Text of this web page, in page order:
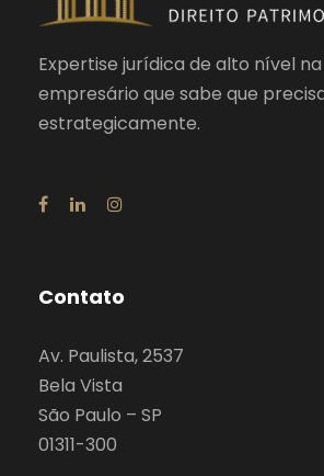
Expertise jurídica de alto nível
empresário que sabe que
estrategicamente.
Contato
Av. Paulista, 2537
Bela Vista
São Paulo – SP
01311-300